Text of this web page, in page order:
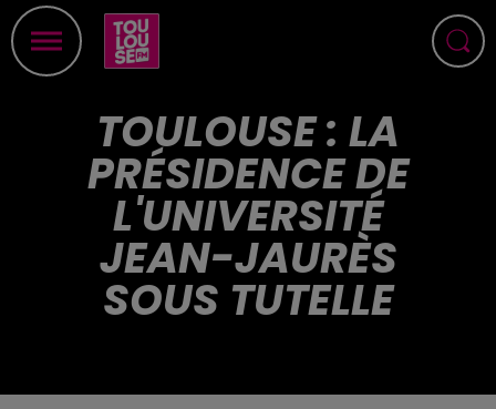
TOULOUSE : LA
PRÉSIDENCE DE
L'UNIVERSITÉ
JEAN-JAURÈS
SOUS TUTELLE